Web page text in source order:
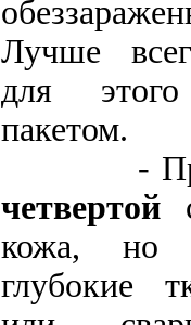
Лучше
для этого
пакетом.
- При
четвертой
кожа, но
глубокие